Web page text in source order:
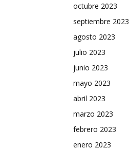
octubre 2023
septiembre 2023
agosto 2023
julio 2023
junio 2023
mayo 2023
abril 2023
marzo 2023
febrero 2023
enero 2023